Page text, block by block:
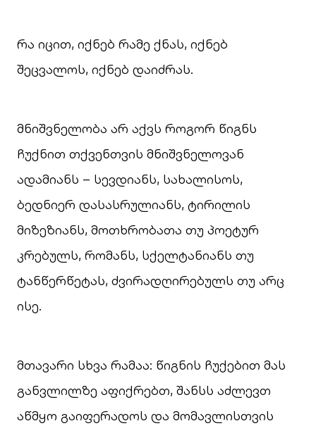
რა იცით, იქნებ რამე ქნას, იქნებ
შეცვალოს, იქნებ დაიძრას.
მნიშვნელობა არ აქვს როგორ წიგნს
ჩუქნით თქვენთვის მნიშვნელოვან
ადამიანს – სევდიანს, სახალისოს,
ბედნიერ დასასრულიანს, ტირილის
მიზეზიანს, მოთხრობათა თუ პოეტურ
კრებულს, რომანს, სქელტანიანს თუ
ტანწერწეტას, ძვირადღირებულს თუ არც
ისე.
მთავარი სხვა რამაა: წიგნის ჩუქებით მას
განვლილზე აფიქრებთ, შანსს აძლევთ
აწმყო გაიფერადოს და მომავლისთვის